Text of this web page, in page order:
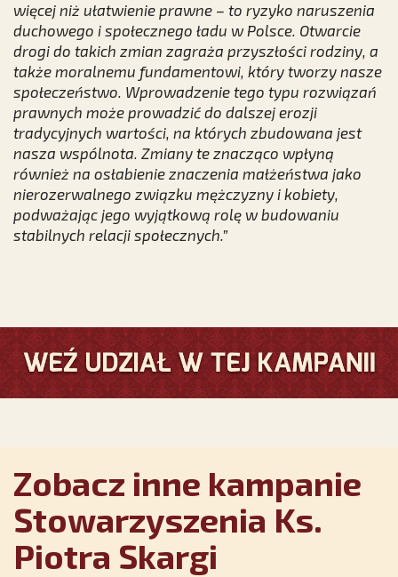
więcej niż ułatwienie prawne – to ryzyko naruszenia
duchowego i społecznego ładu w Polsce. Otwarcie
drogi do takich zmian zagraża przyszłości rodziny, a
także moralnemu fundamentowi, który tworzy nasze
społeczeństwo. Wprowadzenie tego typu rozwiązań
prawnych może prowadzić do dalszej erozji
tradycyjnych wartości, na których zbudowana jest
nasza wspólnota. Zmiany te znacząco wpłyną
również na osłabienie znaczenia małżeństwa jako
nierozerwalnego związku mężczyzny i kobiety,
podważając jego wyjątkową rolę w budowaniu
stabilnych relacji społecznych.”
Zobacz inne kampanie
Stowarzyszenia Ks.
Piotra Skargi